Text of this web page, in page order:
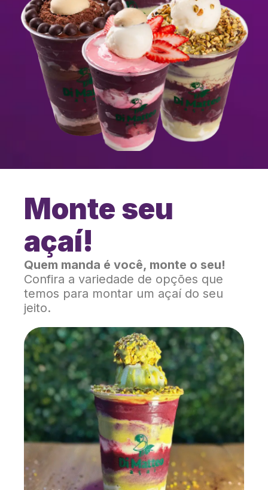
Monte seu
açaí!
Quem manda é você, monte o seu!
Confira a variedade de opções que
temos para montar um açaí do seu
jeito.